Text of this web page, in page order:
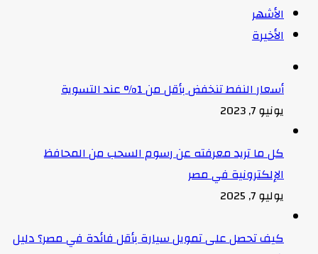
الأشهر
الأخيرة
أسعار النفط تنخفض بأقل من 1% عند التسوية
يونيو 7, 2023
كل ما تريد معرفته عن رسوم السحب من المحافظ
الإلكترونية في مصر
يوليو 7, 2025
كيف تحصل على تمويل سيارة بأقل فائدة في مصر؟ دليل